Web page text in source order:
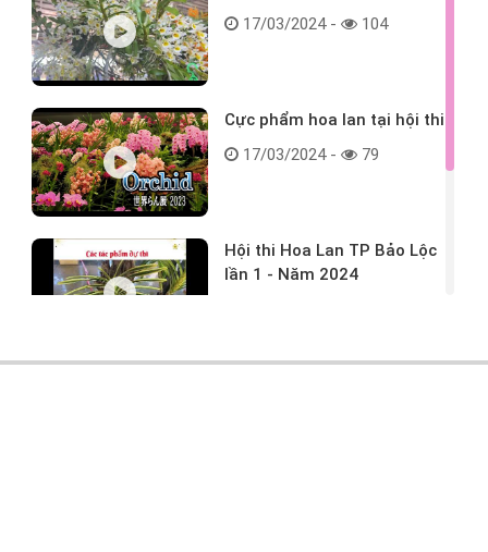
17/03/2024 -
104
Cực phẩm hoa lan tại hội thi
17/03/2024 -
79
Hội thi Hoa Lan TP Bảo Lộc
lần 1 - Năm 2024